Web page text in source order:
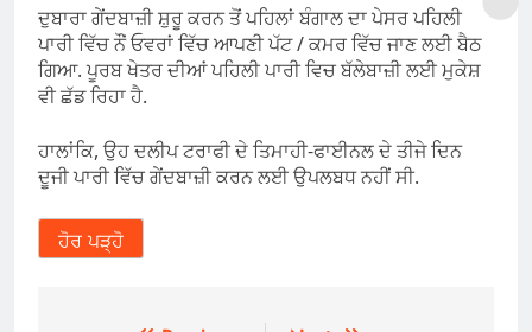
ਦੁਬਾਰਾ ਗੇਂਦਬਾਜ਼ੀ ਸ਼ੁਰੂ ਕਰਨ ਤੋਂ ਪਹਿਲਾਂ ਬੰਗਾਲ ਦਾ ਪੇਸਰ ਪਹਿਲੀ
ਪਾਰੀ ਵਿੱਚ ਨੌਂ ਓਵਰਾਂ ਵਿੱਚ ਆਪਣੀ ਪੱਟ / ਕਮਰ ਵਿੱਚ ਜਾਣ ਲਈ ਬੈਠ
ਗਿਆ. ਪੂਰਬ ਖੇਤਰ ਦੀਆਂ ਪਹਿਲੀ ਪਾਰੀ ਵਿਚ ਬੱਲੇਬਾਜ਼ੀ ਲਈ ਮੁਕੇਸ਼
ਵੀ ਛੱਡ ਰਿਹਾ ਹੈ.
ਹਾਲਾਂਕਿ, ਉਹ ਦਲੀਪ ਟਰਾਫੀ ਦੇ ਤਿਮਾਹੀ-ਫਾਈਨਲ ਦੇ ਤੀਜੇ ਦਿਨ
ਦੂਜੀ ਪਾਰੀ ਵਿੱਚ ਗੇਂਦਬਾਜ਼ੀ ਕਰਨ ਲਈ ਉਪਲਬਧ ਨਹੀਂ ਸੀ.
ਹੋਰ ਪੜ੍ਹੋ